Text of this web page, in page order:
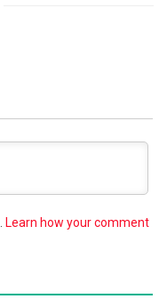
Learn how your comment